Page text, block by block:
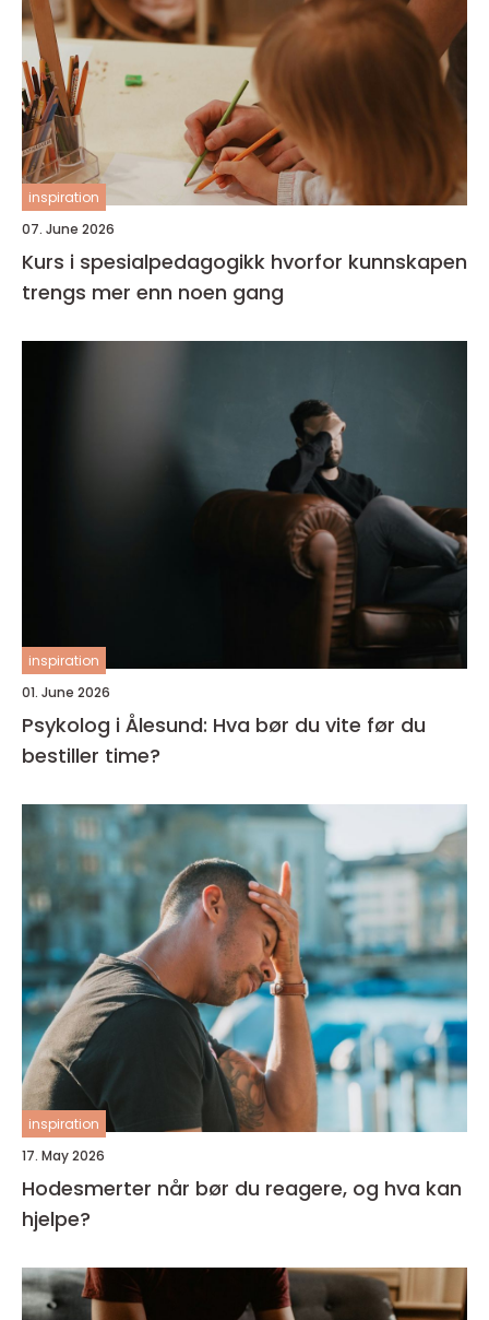
inspiration
07. June 2026
Kurs i spesialpedagogikk hvorfor kunnskapen
trengs mer enn noen gang
inspiration
01. June 2026
Psykolog i Ålesund: Hva bør du vite før du
bestiller time?
inspiration
17. May 2026
Hodesmerter når bør du reagere, og hva kan
hjelpe?